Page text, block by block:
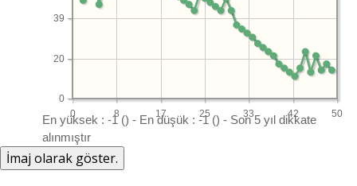
En yüksek : -1 () - En düşük : -1 () - Son 5 yıl dikkate
alınmıştır
0 8 17 25 33 42 50
0
20
39